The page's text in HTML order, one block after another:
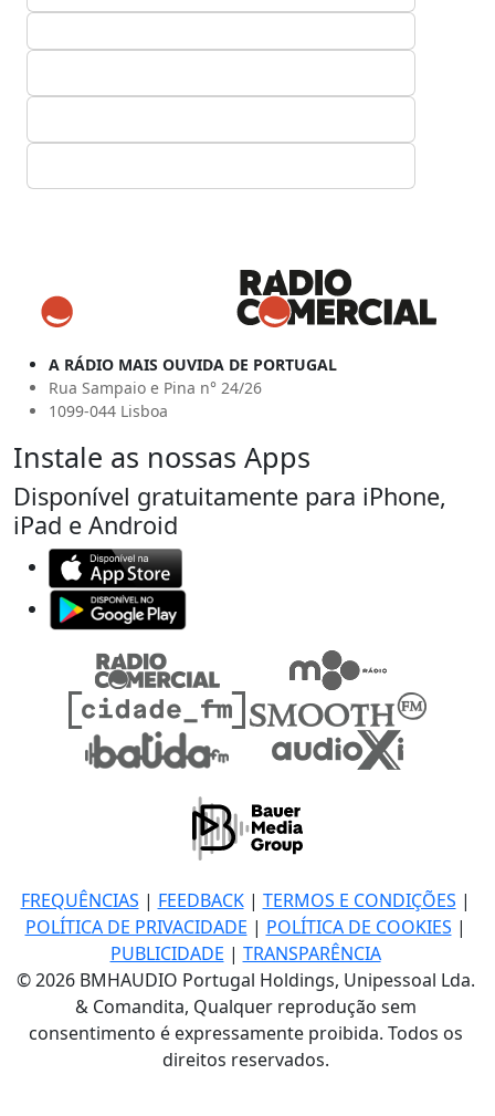
A RÁDIO MAIS OUVIDA DE PORTUGAL
Rua Sampaio e Pina n° 24/26
1099-044 Lisboa
Instale as nossas Apps
Disponível gratuitamente para iPhone,
iPad e Android
FREQUÊNCIAS | FEEDBACK| TERMOS E CONDIÇÕES |
POLÍTICA DE PRIVACIDADE | POLÍTICA DE COOKIES |
PUBLICIDADE | TRANSPARÊNCIA
© 2026 BMHAUDIO Portugal Holdings, Unipessoal Lda.
& Comandita, Qualquer reprodução sem
consentimento é expressamente proibida. Todos os
direitos reservados.